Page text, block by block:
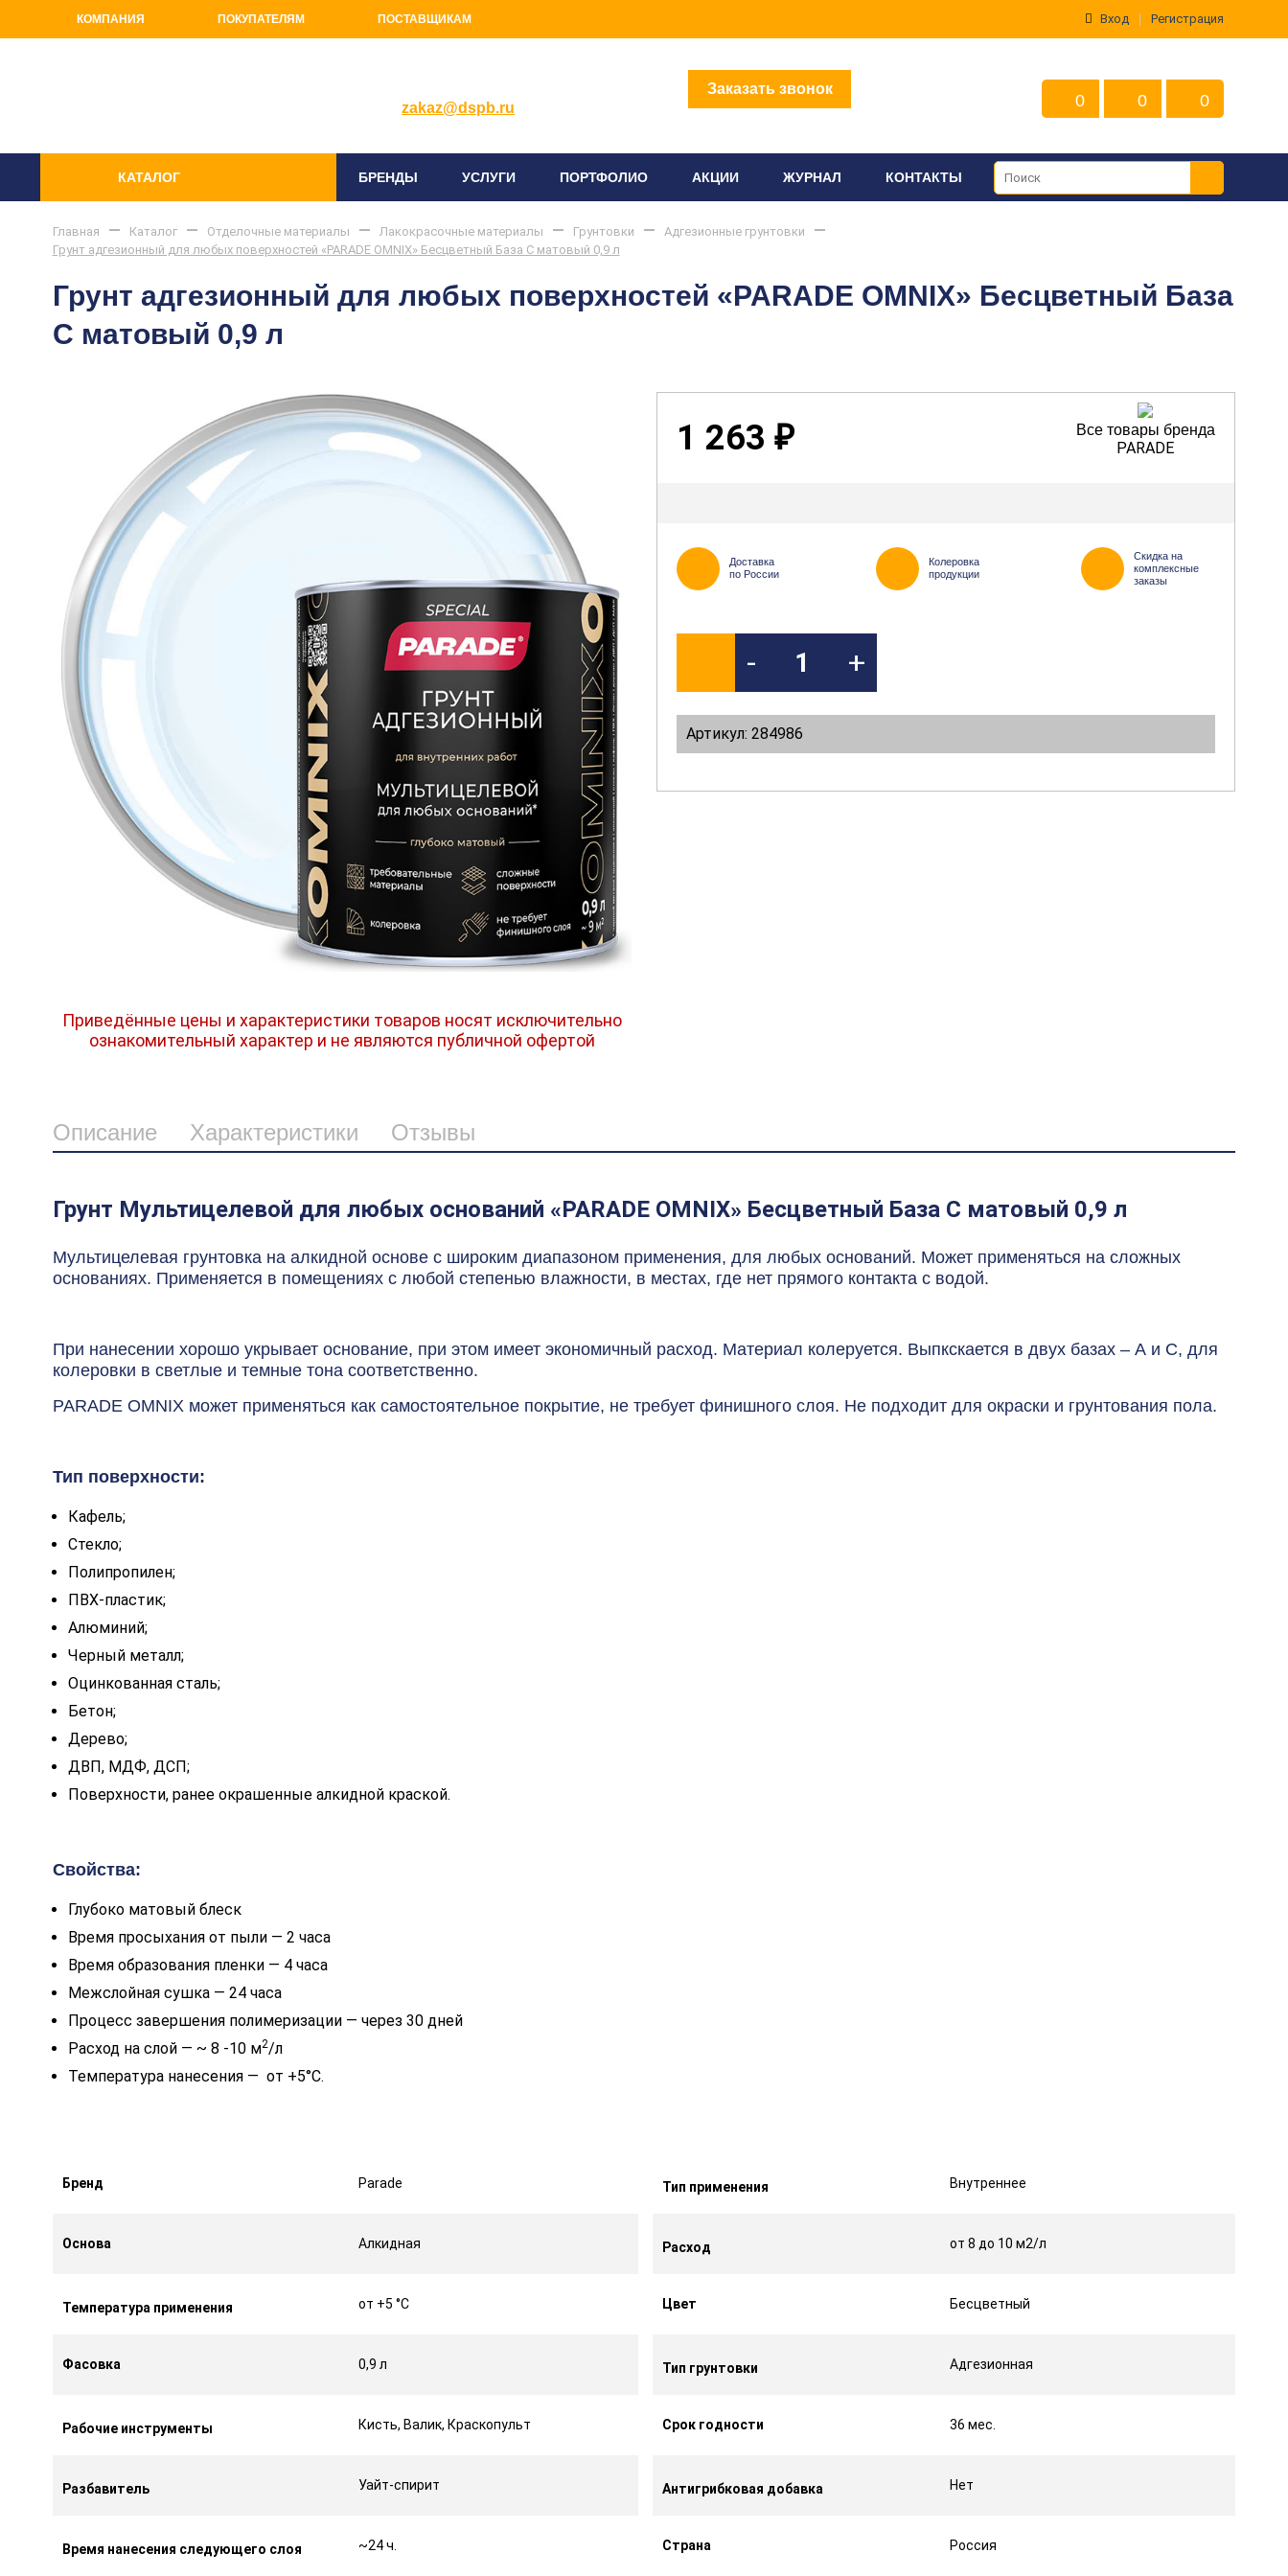
КОМПАНИЯ ПОКУПАТЕЛЯМ ПОСТАВЩИКАМ Вход Регистрация
zakaz@dspb.ru
Заказать звонок
0 0 0
КАТАЛОГ БРЕНДЫ УСЛУГИ ПОРТФОЛИО АКЦИИ ЖУРНАЛ КОНТАКТЫ
Главная Каталог Отделочные материалы Лакокрасочные материалы Грунтовки
Адгезионные грунтовки
Грунт адгезионный для любых поверхностей «PARADE OMNIX» Бесцветный База С матовый 0,9 л
Грунт адгезионный для любых поверхностей «PARADE OMNIX» Бесцветный База
С матовый 0,9 л
Приведённые цены и характеристики товаров носят исключительно
ознакомительный характер и не являются публичной офертой
1 263 ₽ Все товары бренда
PARADE
Доставка
по России
Колеровка
продукции
Скидка на
комплексные
заказы
- +
Артикул: 284986
Описание Характеристики Отзывы
Грунт Мультицелевой для любых оснований «PARADE OMNIX» Бесцветный База С матовый 0,9 л
Мультицелевая грунтовка на алкидной основе с широким диапазоном применения, для любых оснований. Может применяться на сложных
основаниях. Применяется в помещениях с любой степенью влажности, в местах, где нет прямого контакта с водой.
При нанесении хорошо укрывает основание, при этом имеет экономичный расход. Материал колеруется. Выпкскается в двух базах – А и С, для
колеровки в светлые и темные тона соответственно.
PARADE OMNIX может применяться как самостоятельное покрытие, не требует финишного слоя. Не подходит для окраски и грунтования пола.
Тип поверхности:
Кафель;
Стекло;
Полипропилен;
ПВХ-пластик;
Алюминий;
Черный металл;
Оцинкованная сталь;
Бетон;
Дерево;
ДВП, МДФ, ДСП;
Поверхности, ранее окрашенные алкидной краской.
Свойства:
Глубоко матовый блеск
Время просыхания от пыли — 2 часа
Время образования пленки — 4 часа
Межслойная сушка — 24 часа
Процесс завершения полимеризации — через 30 дней
Расход на слой — ~ 8 -10 м2/л
Температура нанесения — от +5°С.
Бренд Parade Тип применения Внутреннее
Основа Алкидная Расход от 8 до 10 м2/л
Температура применения от +5 °С Цвет Бесцветный
Фасовка 0,9 л Тип грунтовки Адгезионная
Рабочие инструменты Кисть, Валик, Краскопульт Срок годности 36 мес.
Разбавитель Уайт-спирит Антигрибковая добавка Нет
Время нанесения следующего слоя ~24 ч. Страна Россия